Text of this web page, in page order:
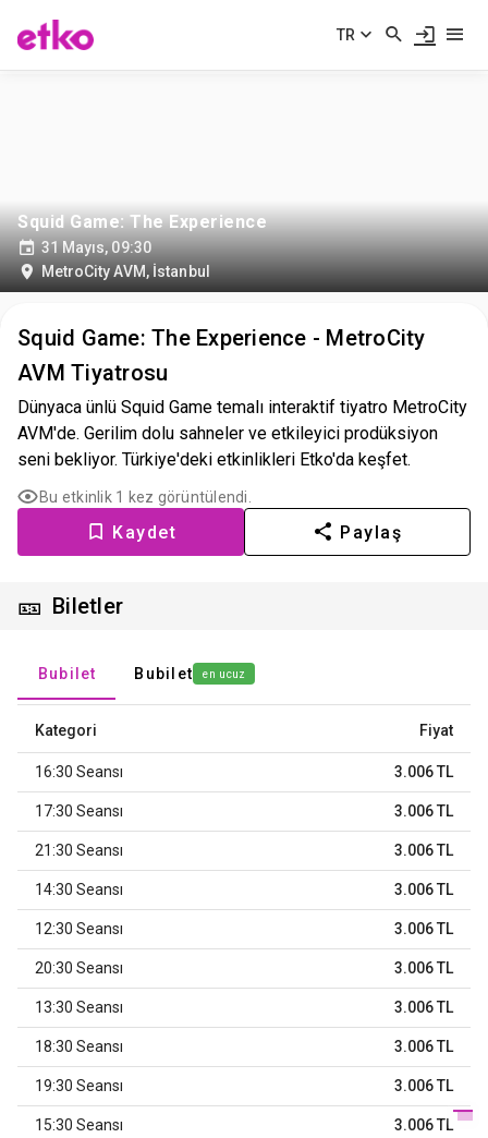
TR
Squid Game: The Experience
31 Mayıs, 09:30
MetroCity AVM, İstanbul
Squid Game: The Experience - MetroCity
AVM Tiyatrosu
Dünyaca ünlü Squid Game temalı interaktif tiyatro MetroCity
AVM'de. Gerilim dolu sahneler ve etkileyici prodüksiyon
seni bekliyor. Türkiye'deki etkinlikleri Etko'da keşfet.
Bu etkinlik 1 kez görüntülendi.
Kaydet Paylaş
🎫 Biletler
Bubilet Bubilet en ucuz
Kategori Fiyat
16:30 Seansı 3.006 TL
17:30 Seansı 3.006 TL
21:30 Seansı 3.006 TL
14:30 Seansı 3.006 TL
12:30 Seansı 3.006 TL
20:30 Seansı 3.006 TL
13:30 Seansı 3.006 TL
18:30 Seansı 3.006 TL
19:30 Seansı 3.006 TL
15:30 Seansı 3.006 TL